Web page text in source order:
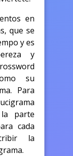
en
que se
y es
y
su
Para
parte
cada
la